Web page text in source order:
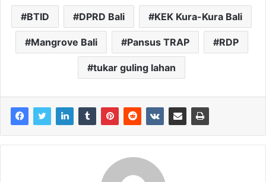
BTID DPRD Bali KEK Kura-Kura Bali
Mangrove Bali Pansus TRAP RDP
tukar guling lahan